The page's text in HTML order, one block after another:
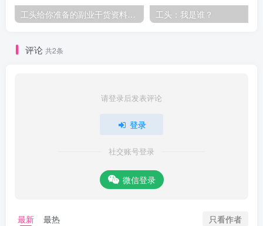
工头：我是谁？
评论 共2条
请登录后发表评论
登录
社交账号登录
微信登录
最新 最热 只看作者